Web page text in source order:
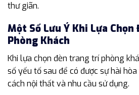
thư giãn.
Một Số Lưu Ý Khi Lựa
Phòng Khách
Khi lựa chọn đèn trang trí phòng
số yếu tố sau để có được sự hài
cách nội thất và nhu cầu sử dụng.